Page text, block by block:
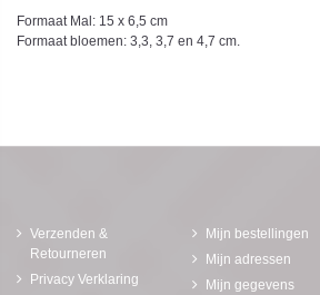
Formaat Mal: 15 x 6,5 cm
Formaat bloemen: 3,3, 3,7 en 4,7 cm.
Verzenden &
Retourneren
Privacy Verklaring
Mijn bestellingen
Mijn adressen
Mijn gegevens